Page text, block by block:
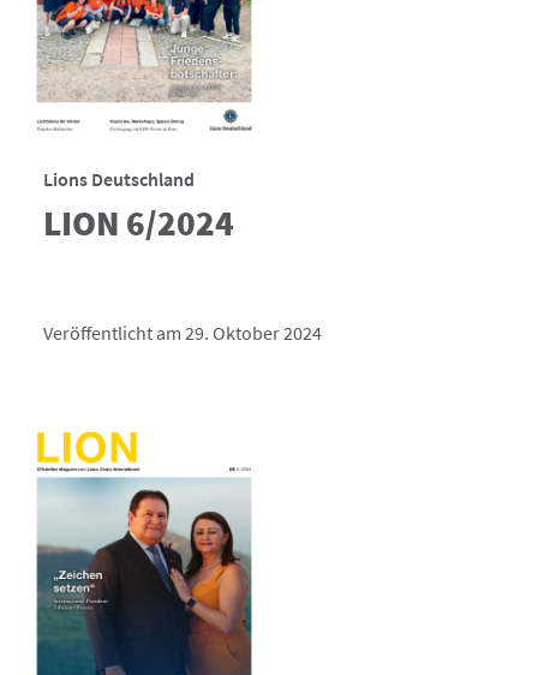
Lions Deutschland
LION 6/2024
Veröffentlicht am 29. Oktober 2024